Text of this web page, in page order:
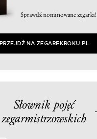
Sprawdź nominowane zegarki!
PRZEJDŹ NA ZEGAREKROKU.PL
Słownik pojęć
zegarmistrzowskich